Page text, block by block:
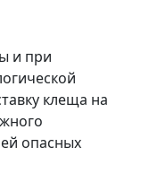
и при
клеща на
опасных